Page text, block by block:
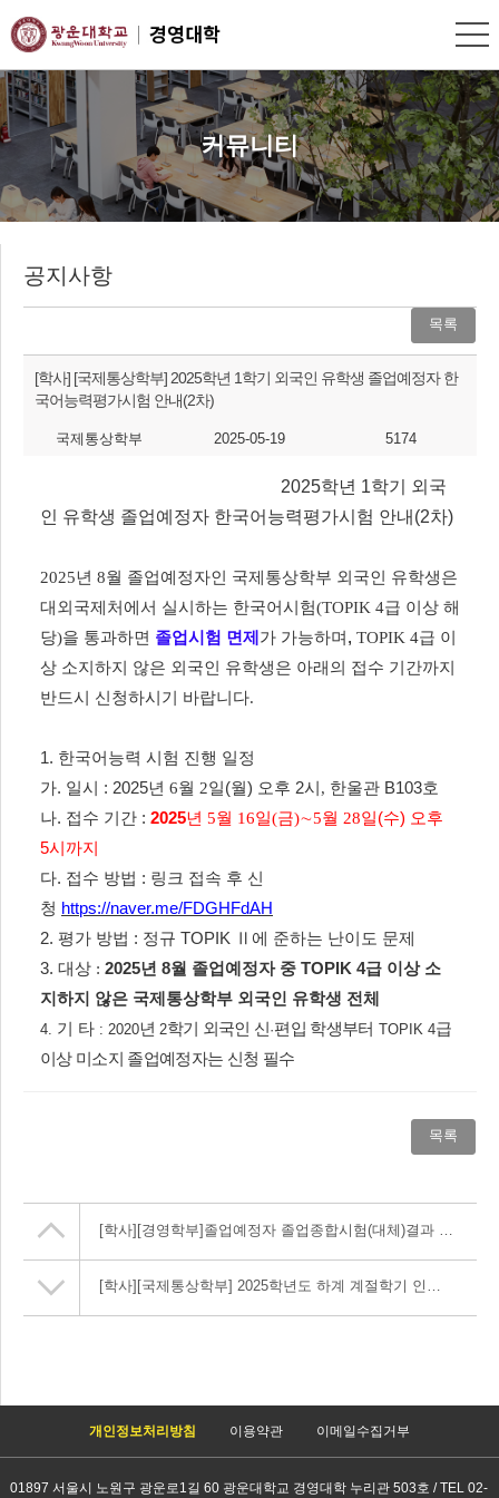
커뮤니티
공지사항
목록
[학사] [국제통상학부] 2025학년 1학기 외국인 유학생 졸업예정자 한
국어능력평가시험 안내(2차)
국제통상학부 2025-05-19 5174
2025학년 1학기 외국
인 유학생 졸업예정자 한국어능력평가시험 안내(2차)
2025년 8월 졸업예정자인 국제통상학부 외국인 유학생은
대외국제처에서 실시하는 한국어시험(TOPIK 4급 이상 해
당)을 통과하면 졸업시험 면제 가 가능하며 , TOPIK 4급 이
상 소지하지 않은 외국인 유학생은 아래의 접수 기간까지
반드시 신청하시기 바랍니다.
1. 한국어능력 시험 진행 일정
가. 일시 : 2025년 6월 2일(월) 오후 2시, 한울관 B103호
나. 접수 기간 : 2025년 5월 16일(금)∼5월 28일(수) 오후
5시까지
다. 접수 방법 : 링크 접속 후 신
청 https://naver.me/FDGHFdAH
2. 평가 방법 : 정규 TOPIK Ⅱ 에 준하는 난이도 문제
3. 대상 : 2025년 8월 졸업예정자 중 TOPIK 4급 이상 소
지하지 않은 국제통상학부 외국인 유학생 전체
4. 기 타 : 2020년 2학기 외국인 신 ·편입 학생부터 TOPIK 4급
이상 미소지 졸업예정자는 신청 필수
목록
[학사] [경영학부]졸업예정자 졸업종합시험(대체)결과 안내
[학사] [국제통상학부] 2025학년도 하계 계절학기 인문사회융합인재양성사업 본교 개설 교과목 안내
개인정보처리방침 이용약관 이메일수집거부
01897 서울시 노원구 광운로1길 60 광운대학교 경영대학 누리관 503호 / TEL 02-